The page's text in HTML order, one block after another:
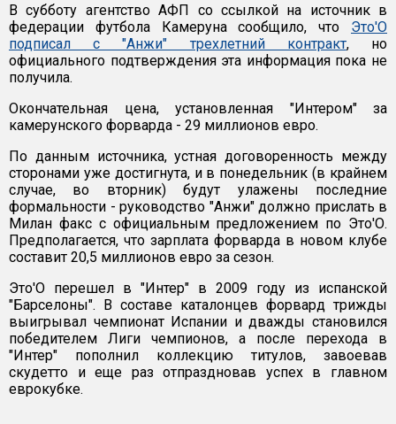
В субботу агентство АФП со ссылкой на источник в
федерации футбола Камеруна сообщило, что Это'О
подписал с "Анжи" трехлетний контракт, но
официального подтверждения эта информация пока не
получила.
Окончательная цена, установленная "Интером" за
камерунского форварда - 29 миллионов евро.
По данным источника, устная договоренность между
сторонами уже достигнута, и в понедельник (в крайнем
случае, во вторник) будут улажены последние
формальности - руководство "Анжи" должно прислать в
Милан факс с официальным предложением по Это'О.
Предполагается, что зарплата форварда в новом клубе
составит 20,5 миллионов евро за сезон.
Это'О перешел в "Интер" в 2009 году из испанской
"Барселоны". В составе каталонцев форвард трижды
выигрывал чемпионат Испании и дважды становился
победителем Лиги чемпионов, а после перехода в
"Интер" пополнил коллекцию титулов, завоевав
скудетто и еще раз отпраздновав успех в главном
еврокубке.